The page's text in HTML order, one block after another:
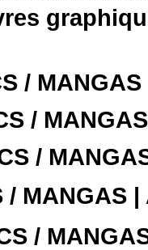
/
/
/
MANGAS |
/